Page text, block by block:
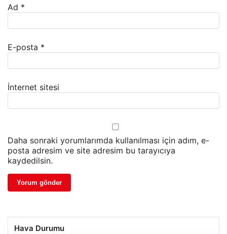
Ad *
E-posta *
İnternet sitesi
Daha sonraki yorumlarımda kullanılması için adım, e-
posta adresim ve site adresim bu tarayıcıya
kaydedilsin.
Hava Durumu